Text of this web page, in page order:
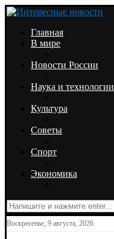
Главная
В мире
Новости России
Наука и технологии
Культура
Советы
Спорт
Экономика
Воскресенье, 9 августа, 2026